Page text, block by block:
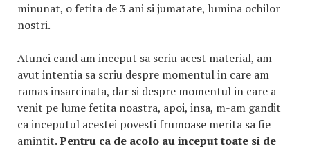
minunat, o fetita de 3 ani si jumatate, lumina ochilor
nostri.
Atunci cand am inceput sa scriu acest material, am
avut intentia sa scriu despre momentul in care am
ramas insarcinata, dar si despre momentul in care a
venit pe lume fetita noastra, apoi, insa, m-am gandit
ca inceputul acestei povesti frumoase merita sa fie
amintit.Pentru ca de acolo au inceput toate si de